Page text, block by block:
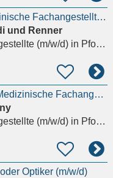
Ausbildung zur Medizinische Fachangestellte / MFA (m/w/d) Orthopädie - Knochenjob? Von wegen!
und Renner
(m/w/d)in Pforzheim
Ausbildungsplatz für Medizinische Fachangestellte
(m/w/d)in Pforzheim
Optiker (m/w/d)